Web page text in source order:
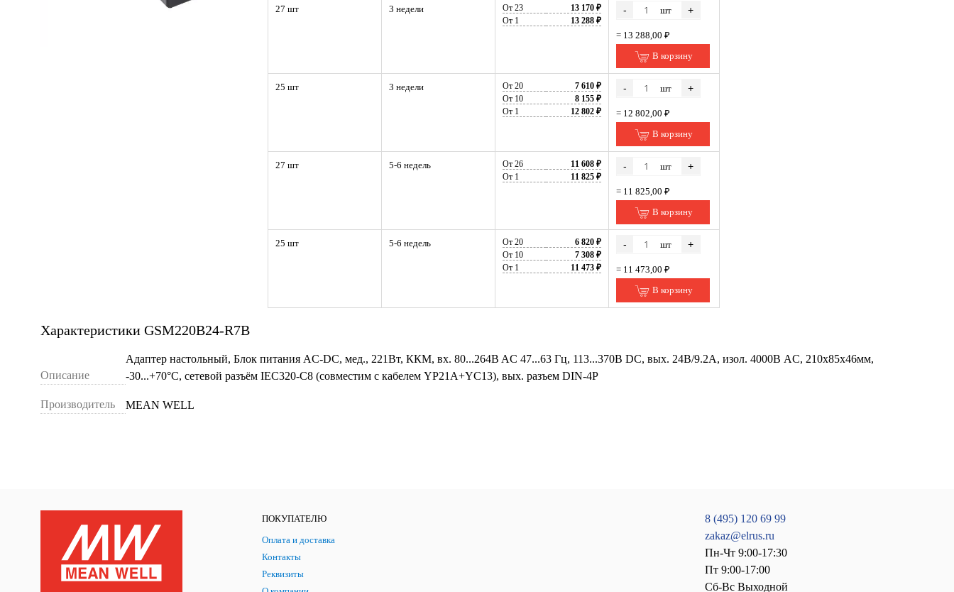
27 шт 3 недели От 23
13 170 ₽
От 1
13 288 ₽
- шт +
= 13 288,00 ₽
В корзину
25 шт 3 недели От 20
7 610 ₽
От 10
8 155 ₽
От 1
12 802 ₽
- шт +
= 12 802,00 ₽
В корзину
27 шт 5-6 недель От 26
11 608 ₽
От 1
11 825 ₽
- шт +
= 11 825,00 ₽
В корзину
25 шт 5-6 недель От 20
6 820 ₽
От 10
7 308 ₽
От 1
11 473 ₽
- шт +
= 11 473,00 ₽
В корзину
Характеристики GSM220B24-R7B
Описание
Адаптер настольный, Блок питания AC-DC, мед., 221Вт, ККМ, вх. 80...264B AC 47...63 Гц, 113...370B DC, вых. 24B/9.2A, изол. 4000В AC, 210x85x46мм,
-30...+70°С, сетевой разъём IEC320-C8 (совместим с кабелем YP21A+YC13), вых. разъем DIN-4P
Производитель MEAN WELL
ПОКУПАТЕЛЮ
Оплата и доставка
Контакты
Реквизиты
8 (495) 120 69 99
zakaz@elrus.ru
Пн-Чт 9:00-17:30
Пт 9:00-17:00
Сб-Вс Выходной